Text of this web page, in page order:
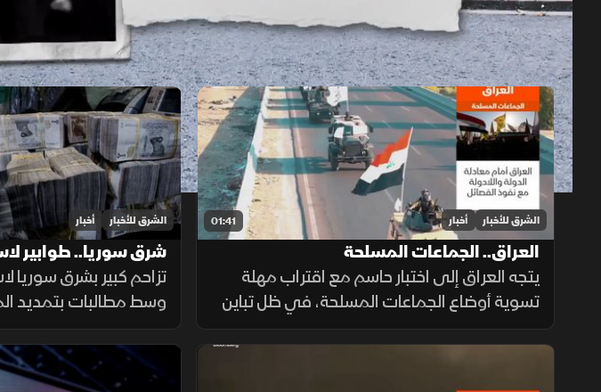
1x auto
حلقات الموسم 2026
01:41 الشرق للأخبار أخبار
العراق.. الجماعات المسلحة
يتجه العراق إلى اختبار حاسم مع اقتراب مهلة
تسوية أوضاع الجماعات المسلحة، في ظل تباين
مواقف الفصائل بين التمسك بالسلاح وإعلان
الاستعداد لتسليمه للدولة.
الشرق للأخبار أخبار
شرق سوريا.. طوابير
القديمة وأزمة في
تزاحم كبير بشرق سوريا
وسط مطالبات بتمديد
ومصرف سوريا المركزي
أغسطس الجاري.